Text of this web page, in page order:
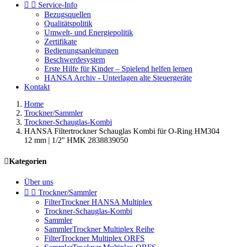
  Service-Info
Bezugsquellen
Qualitätspolitik
Umwelt- und Energiepolitik
Zertifikate
Bedienungsanleitungen
Beschwerdesystem
Erste Hilfe für Kinder – Spielend helfen lernen
HANSA Archiv - Unterlagen alte Steuergeräte
Kontakt
Home
Trockner/Sammler
Trockner-Schauglas-Kombi
HANSA Filtertrockner Schauglas Kombi für O-Ring HM304
12 mm | 1/2'' HMK 2838839050
Kategorien
Über uns
  Trockner/Sammler
FilterTrockner HANSA Multiplex
Trockner-Schauglas-Kombi
Sammler
SammlerTrockner Multiplex Reihe
FilterTrockner Multiplex ORFS